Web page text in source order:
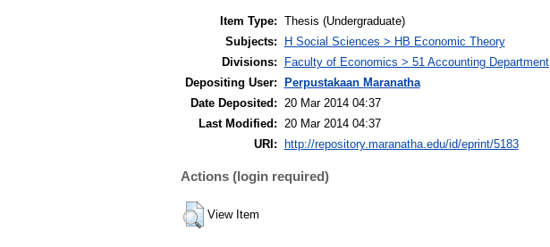
Item Type: Thesis (Undergraduate)
Subjects:
H Social Sciences > HB Economic Theory
Divisions:
Faculty of Economics > 51 Accounting Department
Depositing User:
Perpustakaan Maranatha
Date Deposited:
20 Mar 2014 04:37
Last Modified:
20 Mar 2014 04:37
URI:
http://repository.maranatha.edu/id/eprint/5183
Actions (login required)
View Item